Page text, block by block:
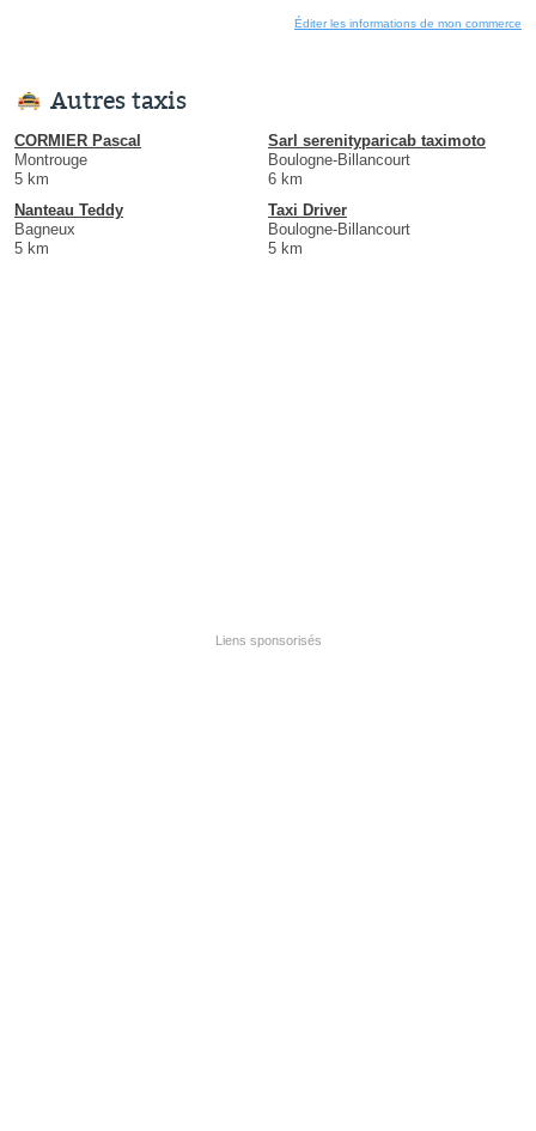
Éditer les informations de mon commerce
Autres taxis
CORMIER Pascal
Montrouge
5 km
Sarl serenityparicab taximoto
Boulogne-Billancourt
6 km
Nanteau Teddy
Bagneux
5 km
Taxi Driver
Boulogne-Billancourt
5 km